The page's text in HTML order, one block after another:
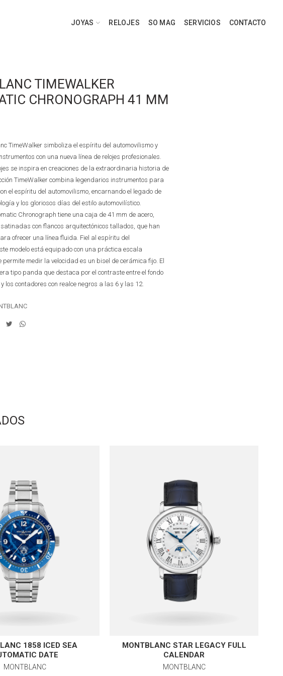
JOYAS RELOJES SO MAG SERVICIOS CONTACTO
TIMEWALKER
CHRONOGRAPH 41 MM
TimeWalker simboliza el espíritu del automovilismo y
con una nueva línea de relojes profesionales.
se inspira en creaciones de la extraordinaria historia de
TimeWalker combina legendarios instrumentos para
el espíritu del automovilismo, encarnando el legado de
y los gloriosos días del estilo automovilístico.
Chronograph tiene una caja de 41 mm de acero,
con flancos arquitectónicos tallados, que han
ofrecer una línea fluida. Fiel al espíritu del
modelo está equipado con una práctica escala
medir la velocidad es un bisel de cerámica fijo. El
tipo panda que destaca por el contraste entre el fondo
los contadores con realce negros a las 6 y las 12.
1858 ICED SEA
DATE
MONTBLANC
MONTBLANC STAR LEGACY FULL
CALENDAR
MONTBLANC